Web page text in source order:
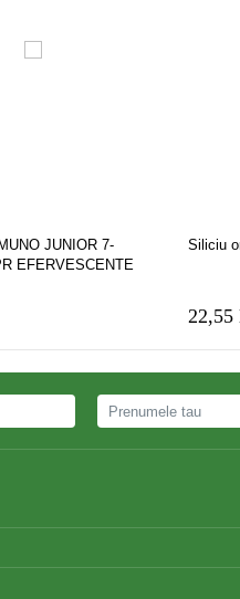
JUNIOR 7-
EFERVESCENTE
Siliciu
22,55